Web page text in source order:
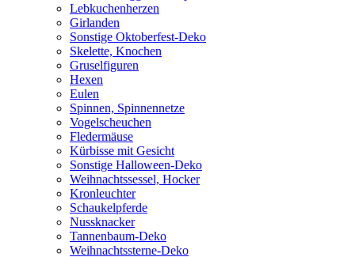
Lebkuchenherzen
Girlanden
Sonstige Oktoberfest-Deko
Skelette, Knochen
Gruselfiguren
Hexen
Eulen
Spinnen, Spinnennetze
Vogelscheuchen
Fledermäuse
Kürbisse mit Gesicht
Sonstige Halloween-Deko
Weihnachtssessel, Hocker
Kronleuchter
Schaukelpferde
Nussknacker
Tannenbaum-Deko
Weihnachtssterne-Deko